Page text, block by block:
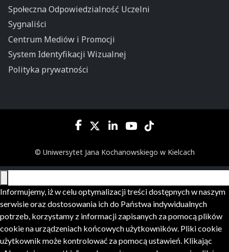
Społeczna Odpowiedzialność Uczelni
Sygnaliści
Centrum Mediów i Promocji
System Identyfikacji Wizualnej
Polityka prywatności
© Uniwersytet Jana Kochanowskiego w Kielcach
Informujemy, iż w celu optymalizacji treści dostępnych w naszym
serwisie oraz dostosowania ich do Państwa indywidualnych
potrzeb, korzystamy z informacji zapisanych za pomocą plików
cookie na urządzeniach końcowych użytkowników. Pliki cookie
użytkownik może kontrolować za pomocą ustawień. Klikając